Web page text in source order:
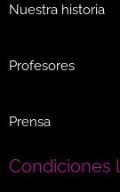
Nuestra historia
Profesores
Prensa
Condiciones